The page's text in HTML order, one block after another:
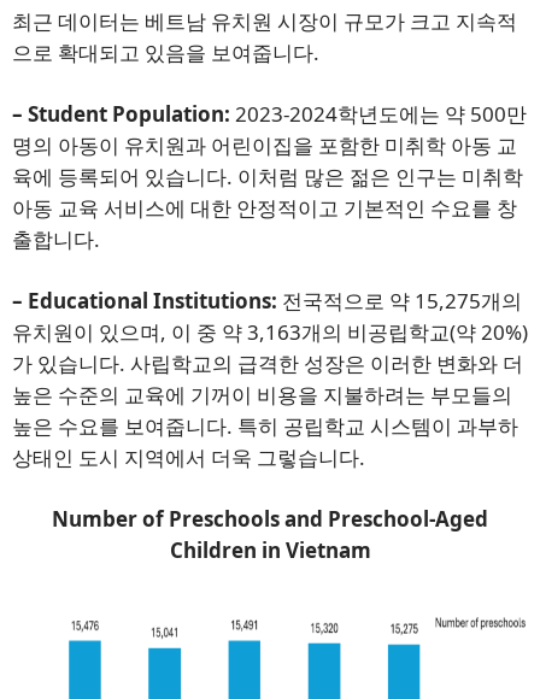
최근 데이터는 베트남 유치원 시장이 규모가 크고 지속적
으로 확대되고 있음을 보여줍니다.
– Student Population: 2023-2024학년도에는 약 500만
명의 아동이 유치원과 어린이집을 포함한 미취학 아동 교
육에 등록되어 있습니다. 이처럼 많은 젊은 인구는 미취학
아동 교육 서비스에 대한 안정적이고 기본적인 수요를 창
출합니다.
– Educational Institutions: 전국적으로 약 15,275개의
유치원이 있으며, 이 중 약 3,163개의 비공립학교(약 20%)
가 있습니다. 사립학교의 급격한 성장은 이러한 변화와 더
높은 수준의 교육에 기꺼이 비용을 지불하려는 부모들의
높은 수요를 보여줍니다. 특히 공립학교 시스템이 과부하
상태인 도시 지역에서 더욱 그렇습니다.
Number of Preschools and Preschool-Aged
Children in Vietnam